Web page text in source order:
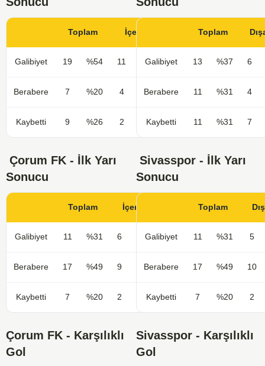
Toplam İçerde
Galibiyet 19 %54 11 %65
Berabere 7 %20 4 %24
Kaybetti 9 %26 2 %12
Toplam
Galibiyet 13 %37 6
Berabere 11 %31 4
Kaybetti 11 %31 7
Çorum FK - İlk Yarı
Sonucu
Toplam İçerde
Galibiyet 11 %31 6 %35
Berabere 17 %49 9 %53
Kaybetti 7 %20 2 %12
Sivasspor - İlk Yarı
Sonucu
Toplam
Galibiyet 11 %31 5
Berabere 17 %49 10
Kaybetti 7 %20 2
Çorum FK - Karşılıklı
Gol
Sivasspor - Karşılıklı
Gol